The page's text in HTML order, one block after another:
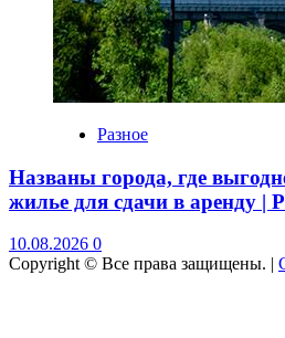
Разное
Названы города, где
жилье для сдачи в аренду |
10.08.2026 0
Copyright © Все права защищены. |